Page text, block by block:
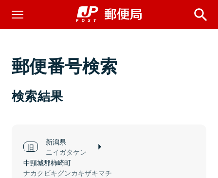
郵便番号検索
検索結果
新潟県
ニイガタケン
中頸城郡柿崎町
ナカクビキグンカキザキマチ